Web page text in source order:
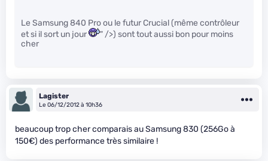
Le Samsung 840 Pro ou le futur Crucial (même contrôleur
et si il sort un jour
" />) sont tout aussi bon pour moins
cher
Lagister
Le 06/12/2012 à 10h36
beaucoup trop cher comparais au Samsung 830 (256Go à
150€) des performance très similaire !